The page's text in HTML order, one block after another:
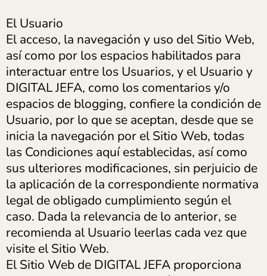
El Usuario
El acceso, la navegación y uso del Sitio Web,
así como por los espacios habilitados para
interactuar entre los Usuarios, y el Usuario y
DIGITAL JEFA, como los comentarios y/o
espacios de blogging, confiere la condición de
Usuario, por lo que se aceptan, desde que se
inicia la navegación por el Sitio Web, todas
las Condiciones aquí establecidas, así como
sus ulteriores modificaciones, sin perjuicio de
la aplicación de la correspondiente normativa
legal de obligado cumplimiento según el
caso. Dada la relevancia de lo anterior, se
recomienda al Usuario leerlas cada vez que
visite el Sitio Web.
El Sitio Web de DIGITAL JEFA proporciona